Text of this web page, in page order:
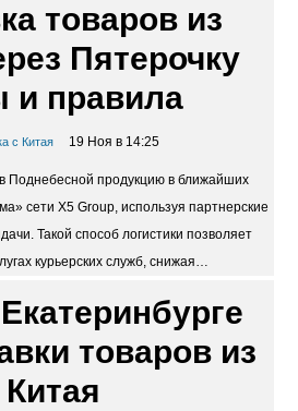
товаров из
Пятерочку
и правила
с Китая 19 Ноя в 14:25
Поднебесной продукцию в ближайших
сети X5 Group, используя партнерские
Такой способ логистики позволяет
курьерских служб, снижая…
товаров из
Китая